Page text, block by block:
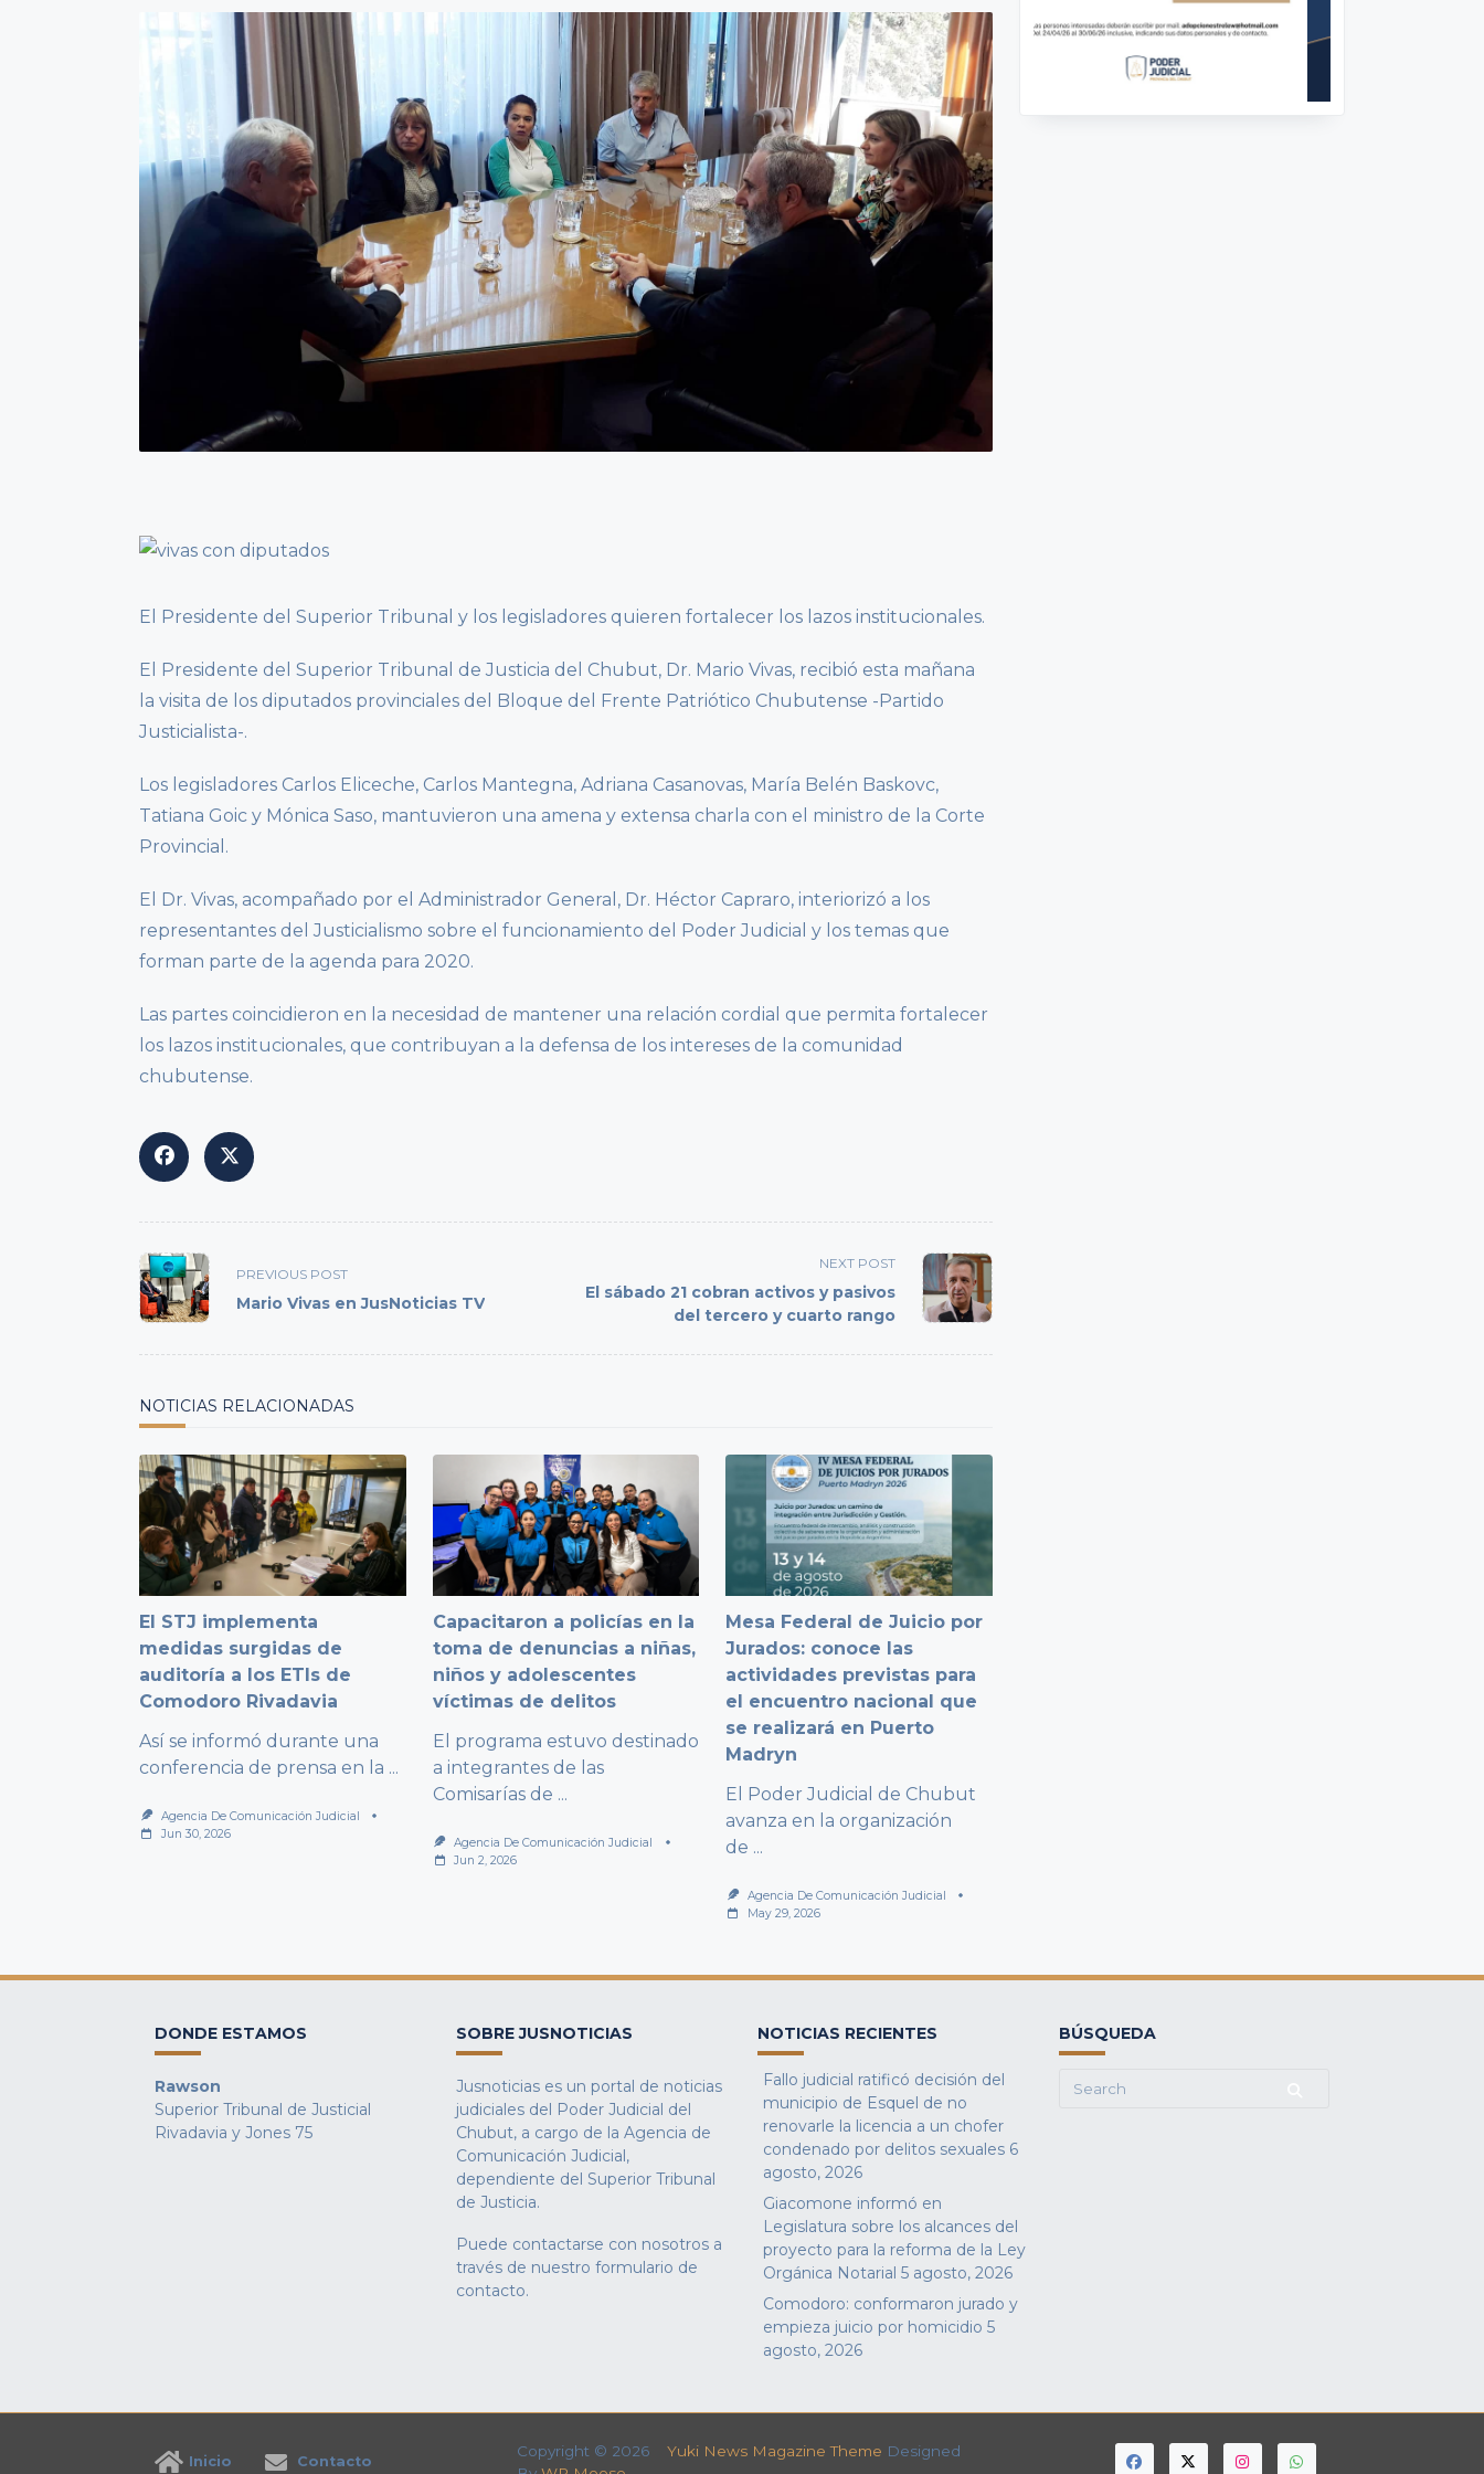
El Presidente del Superior Tribunal y los legisladores quieren fortalecer los lazos institucionales.
El Presidente del Superior Tribunal de Justicia del Chubut, Dr. Mario Vivas, recibió esta mañana
la visita de los diputados provinciales del Bloque del Frente Patriótico Chubutense -Partido
Justicialista-.
Los legisladores Carlos Eliceche, Carlos Mantegna, Adriana Casanovas, María Belén Baskovc,
Tatiana Goic y Mónica Saso, mantuvieron una amena y extensa charla con el ministro de la Corte
Provincial.
El Dr. Vivas, acompañado por el Administrador General, Dr. Héctor Capraro, interiorizó a los
representantes del Justicialismo sobre el funcionamiento del Poder Judicial y los temas que
forman parte de la agenda para 2020.
Las partes coincidieron en la necesidad de mantener una relación cordial que permita fortalecer
los lazos institucionales, que contribuyan a la defensa de los intereses de la comunidad
chubutense.
<span
class="nav-
subtitle
PREVIOUS POST
Mario Vivas en JusNoticias TV
NEXT POST
El sábado 21 cobran activos y pasivos
del tercero y cuarto rango
NOTICIAS RELACIONADAS
El STJ implementa
medidas surgidas de
auditoría a los ETIs de
Comodoro Rivadavia
Así se informó durante una
conferencia de prensa en la ...
Agencia De Comunicación Judicial
Jun 30, 2026
Capacitaron a policías en la
toma de denuncias a niñas,
niños y adolescentes
víctimas de delitos
El programa estuvo destinado
a integrantes de las
Comisarías de ...
Agencia De Comunicación Judicial
Jun 2, 2026
Mesa Federal de Juicio por
Jurados: conoce las
actividades previstas para
el encuentro nacional que
se realizará en Puerto
Madryn
El Poder Judicial de Chubut
avanza en la organización
de ...
Agencia De Comunicación Judicial
May 29, 2026
DONDE ESTAMOS
Rawson
Superior Tribunal de Justicial
Rivadavia y Jones 75
SOBRE JUSNOTICIAS
Jusnoticias es un portal de noticias
judiciales del Poder Judicial del
Chubut, a cargo de la Agencia de
Comunicación Judicial,
dependiente del Superior Tribunal
de Justicia.
Puede contactarse con nosotros a
través de nuestro formulario de
contacto.
NOTICIAS RECIENTES
Fallo judicial ratificó decisión del
municipio de Esquel de no
renovarle la licencia a un chofer
condenado por delitos sexuales 6
agosto, 2026
Giacomone informó en
Legislatura sobre los alcances del
proyecto para la reforma de la Ley
Orgánica Notarial 5 agosto, 2026
Comodoro: conformaron jurado y
empieza juicio por homicidio 5
agosto, 2026
BÚSQUEDA
Search
Inicio Contacto
Copyright © 2026 Yuki News Magazine Theme Designed